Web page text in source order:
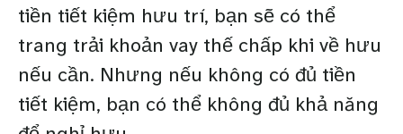
tiền tiết kiệm hưu trí, bạn sẽ có thể
trang trải khoản vay thế chấp khi về hưu
nếu cần. Nhưng nếu không có đủ tiền
tiết kiệm, bạn có thể không đủ khả năng